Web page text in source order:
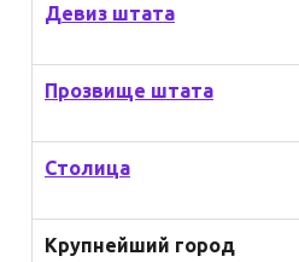
Девиз штата
Прозвище штата
Столица
Крупнейший город